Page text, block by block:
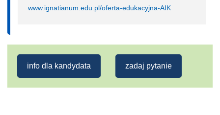
www.ignatianum.edu.pl/oferta-edukacyjna-AIK
info dla kandydata zadaj pytanie